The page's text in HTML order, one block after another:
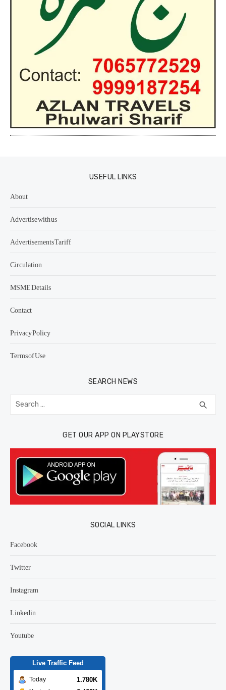
USEFUL LINKS
About
Advertise with us
Advertisements Tariff
Circulation
MSME Details
Contact
Privacy Policy
Terms of Use
SEARCH NEWS
Search
for: search
GET OUR APP ON PLAYSTORE
SOCIAL LINKS
Facebook
Twitter
Instagram
Linkedin
Youtube
Live Traffic Feed
Today 1.780K